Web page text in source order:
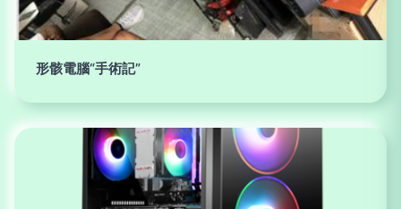
形骸電腦“手術記”